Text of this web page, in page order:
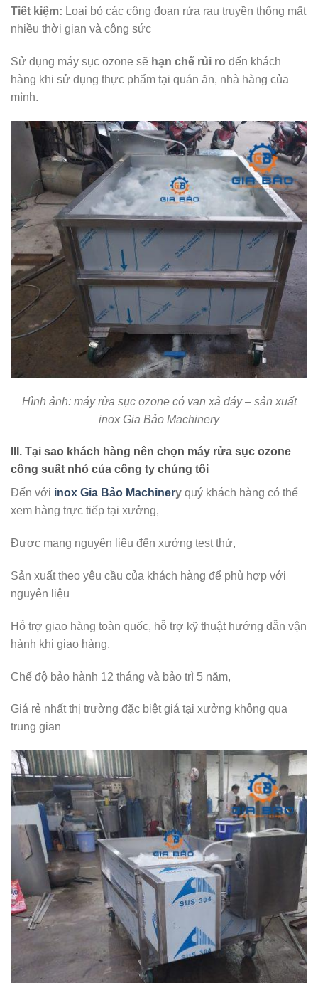
Tiết kiệm: Loại bỏ các công đoạn rửa rau truyền thống mất
nhiều thời gian và công sức
Sử dụng máy sục ozone sẽ hạn chế rủi ro đến khách
hàng khi sử dụng thực phẩm tại quán ăn, nhà hàng của
mình.
Hình ảnh: máy rửa sục ozone có van xả đáy – sản xuất
inox Gia Bảo Machinery
III. Tại sao khách hàng nên chọn máy rửa sục ozone
công suất nhỏ của công ty chúng tôi
Đến với inox Gia Bảo Machinery quý khách hàng có thể
xem hàng trực tiếp tại xưởng,
Được mang nguyên liệu đến xưởng test thử,
Sản xuất theo yêu cầu của khách hàng để phù hợp với
nguyên liệu
Hỗ trợ giao hàng toàn quốc, hỗ trợ kỹ thuật hướng dẫn vận
hành khi giao hàng,
Chế độ bảo hành 12 tháng và bảo trì 5 năm,
Giá rẻ nhất thị trường đặc biệt giá tại xưởng không qua
trung gian